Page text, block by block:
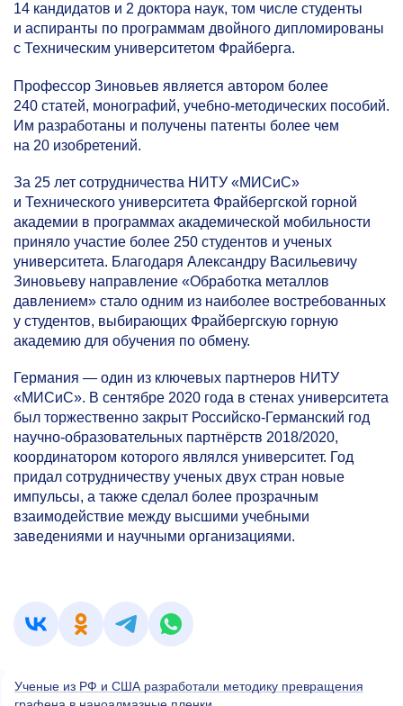
14 кандидатов и 2 доктора наук, том числе студенты
и аспиранты по программам двойного дипломированы
с Техническим университетом Фрайберга.
Профессор Зиновьев является автором более
240 статей, монографий, учебно-методических пособий.
Им разработаны и получены патенты более чем
на 20 изобретений.
За 25 лет сотрудничества НИТУ «МИСиС»
и Технического университета Фрайбергской горной
академии в программах академической мобильности
приняло участие более 250 студентов и ученых
университета. Благодаря Александру Васильевичу
Зиновьеву направление «Обработка металлов
давлением» стало одним из наиболее востребованных
у студентов, выбирающих Фрайбергскую горную
академию для обучения по обмену.
Германия — один из ключевых партнеров НИТУ
«МИСиС». В сентябре 2020 года в стенах университета
был торжественно закрыт Российско-Германский год
научно-образовательных партнёрств 2018/2020,
координатором которого являлся университет. Год
придал сотрудничеству ученых двух стран новые
импульсы, а также сделал более прозрачным
взаимодействие между высшими учебными
заведениями и научными организациями.
Ученые из РФ и США разработали методику превращения